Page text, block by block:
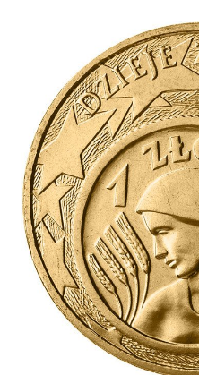
Winkelmand
Afrekenen
Mijn account
Alg. voorw.
Privacybeleid PMH Enibas